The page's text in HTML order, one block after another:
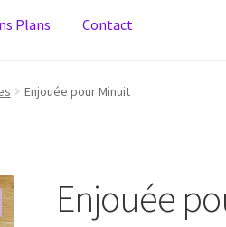
Plans Contact
validée Conditions
Enjouée pour Minuit
Enjouée